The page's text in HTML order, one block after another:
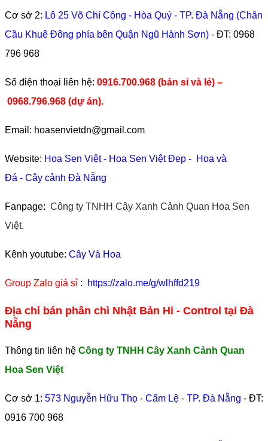
Cơ sở 2: Lô 25 Võ Chí Công - Hòa Quý - TP. Đà Nẵng (Chân
Cầu Khuê Đông phía bên Quận Ngũ Hành Sơn) - ĐT: 0968
796 968
​Số điện thoại liên hệ: 0916.700.968 (bán sỉ và lẻ) –
0968.796.968 (dự án).
Email: hoasenvietdn@gmail.com
Website: Hoa Sen Việt- Hoa Sen Việt Đẹp - Hoa và
Đá - Cây cảnh Đà Nẵng
Fanpage: Công ty TNHH Cây Xanh Cảnh Quan Hoa Sen
Việt.
Kênh youtube: Cây Và Hoa
Group Zalo giá sỉ : https://zalo.me/g/wlhffd219
Địa chỉ bán phân chì Nhật Bản Hi - Control tại Đà
Nẵng
Thông tin liên hệ Công ty TNHH Cây Xanh Cảnh Quan
Hoa Sen Việt
Cơ sở 1: 573 Nguyễn Hữu Thọ - Cẩm Lệ - TP. Đà Nẵng - ĐT:
0916 700 968